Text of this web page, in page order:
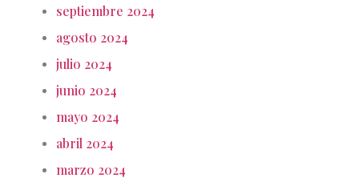
septiembre 2024
agosto 2024
julio 2024
junio 2024
mayo 2024
abril 2024
marzo 2024